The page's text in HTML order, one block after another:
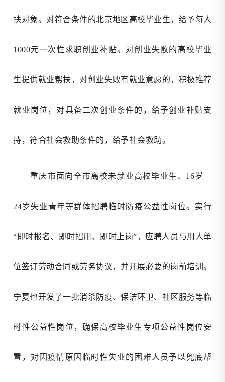
扶对象。对符合条件的北京地区高校毕业生，给予每人
1000元一次性求职创业补贴。对创业失败的高校毕业
生提供就业帮扶，对创业失败有就业意愿的，积极推荐
就业岗位，对具备二次创业条件的，给予创业补贴支
持，符合社会救助条件的，给予社会救助。
重庆市面向全市离校未就业高校毕业生、 16岁—
24岁失业青年等群体招聘临时防疫公益性岗位。实行
“即时报名、即时招用、即时上岗”，应聘人员与用人单
位签订劳动合同或劳务协议，并开展必要的岗前培训。
宁夏也开发了一批消杀防疫、保洁环卫、社区服务等临
时性公益性岗位，确保高校毕业生专项公益性岗位安
置，对因疫情原因临时性失业的困难人员予以兜底帮